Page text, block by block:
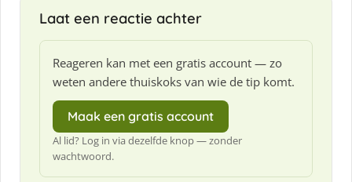
Laat een reactie achter
Reageren kan met een gratis account — zo
weten andere thuiskoks van wie de tip komt.
Maak een gratis account
Al lid? Log in via dezelfde knop — zonder
wachtwoord.